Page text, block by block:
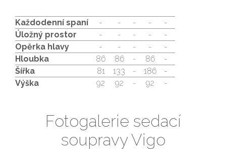
Každodenní spaní - - - -
-
Úložný prostor
- - - -
-
Opěrka hlavy
- - - -
-
Hloubka
86 86 - 86
-
Šířka
81 133 - 186
-
Výška
92 92 - 92 -
Fotogalerie sedací
soupravy Vigo